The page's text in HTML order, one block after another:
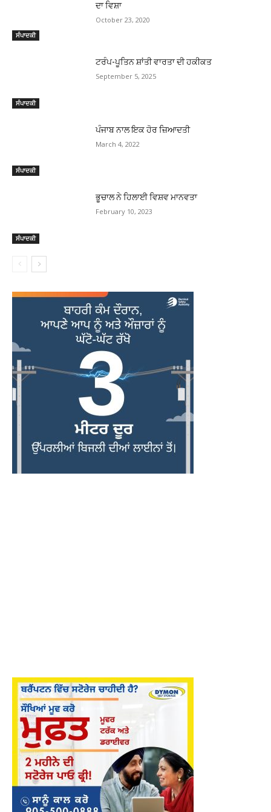
ਸੰਪਾਦਕੀ
ਦਾ ਵਿਸ਼ਾ
October 23, 2020
ਸੰਪਾਦਕੀ
ਟਰੰਪ-ਪੂਤਿਨ ਸ਼ਾਂਤੀ ਵਾਰਤਾ ਦੀ ਹਕੀਕਤ
September 5, 2025
ਸੰਪਾਦਕੀ
ਪੰਜਾਬ ਨਾਲ ਇਕ ਹੋਰ ਜ਼ਿਆਦਤੀ
March 4, 2022
ਸੰਪਾਦਕੀ
ਭੂਚਾਲ ਨੇ ਹਿਲਾਈ ਵਿਸ਼ਵ ਮਾਨਵਤਾ
February 10, 2023